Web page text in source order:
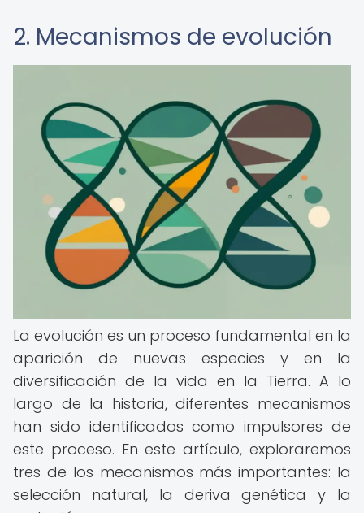
2. Mecanismos de evolución
La evolución es un proceso fundamental en la
aparición de nuevas especies y en la
diversificación de la vida en la Tierra. A lo
largo de la historia, diferentes mecanismos
han sido identificados como impulsores de
este proceso. En este artículo, exploraremos
tres de los mecanismos más importantes: la
selección natural, la deriva genética y la